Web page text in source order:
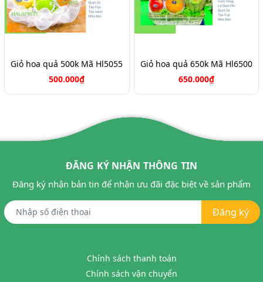
Giỏ hoa quả 500k Mã Hl5055
500.000₫
Giỏ hoa quả 650k Mã Hl6500
650.000₫
ĐĂNG KÝ NHẬN THÔNG TIN
Đăng ký nhận bản tin để nhận ưu đãi đặc biệt về sản phẩm
Đăng ký
Chính sách thanh toán
Chính sách vận chuyển